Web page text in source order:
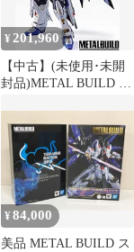
店限定)
¥ 201,960
【中古】(未使用･未開
封品)METAL BUILD ス
Ver. 『機動戦士ガンダ
ムSEED DESTINY』(魂
ネイション2018、魂ウ
ェブ商店限定)
¥84,000
美品 METAL BUILD ス